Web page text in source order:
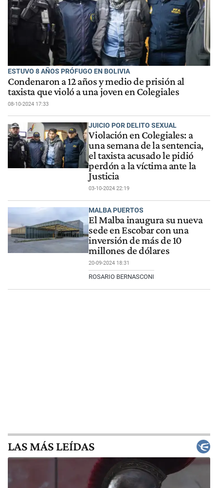
ESTUVO 8 AÑOS PRÓFUGO EN BOLIVIA
Condenaron a 12 años y medio de prisión al
taxista que violó a una joven en Colegiales
08-10-2024 17:33
JUICIO POR DELITO SEXUAL
Violación en Colegiales: a
una semana de la sentencia,
el taxista acusado le pidió
perdón a la víctima ante la
Justicia
03-10-2024 22:19
MALBA PUERTOS
El Malba inaugura su nueva
sede en Escobar con una
inversión de más de 10
millones de dólares
20-09-2024 18:31
ROSARIO BERNASCONI
LAS MÁS LEÍDAS